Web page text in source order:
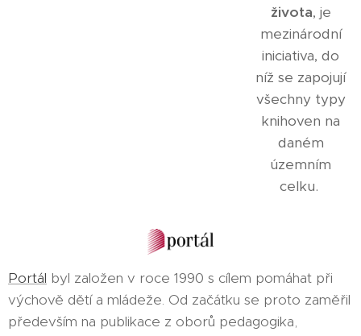
života, je
mezinárodní
iniciativa, do
níž se zapojují
všechny typy
knihoven na
daném
územním
celku.
Portál byl založen v roce 1990 s cílem pomáhat při
výchově dětí a mládeže. Od začátku se proto zaměřil
především na publikace z oborů pedagogika,